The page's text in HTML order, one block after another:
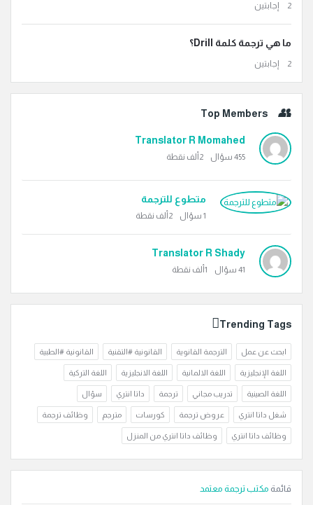
‫2 إجابتين
ما هي ترجمة كلمة Drill؟
‫2 إجابتين
Top Members
Translator R Momahed
455 سؤال 2ألف نقطة
متطوع للترجمة
1 سؤال 2ألف نقطة
Translator R Shady
41 سؤال 1ألف نقطة
Trending Tags
ابحث عن عمل الترجمة القانوية القانونية #التقنية القانونية #الطبية
اللغة الإنجليزية اللغة الالمانية اللغة الانجليزية اللغة التركية
اللغة الصينية تدريب مجاني ترجمة داتا انتري سؤال
شغل داتا انتري عروض ترجمة كورسات مترجم وظائف ترجمة
وظائف داتا انتري وظائف داتا انتري من المنزل
قائمة مكتب ترجمة معتمد